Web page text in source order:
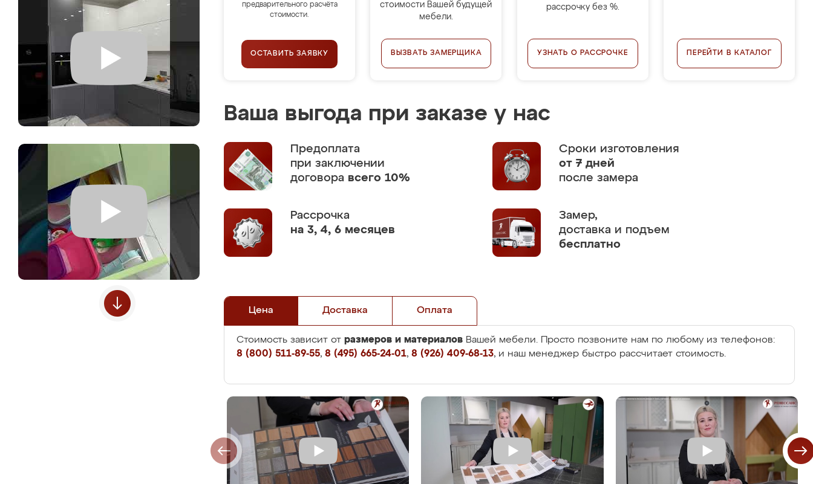
предварительного расчёта
стоимости.
ОСТАВИТЬ ЗАЯВКУ
стоимости Вашей будущей
мебели.
ВЫЗВАТЬ ЗАМЕРЩИКА
рассрочку без %.
УЗНАТЬ О РАССРОЧКЕ ПЕРЕЙТИ В КАТАЛОГ
Ваша выгода при заказе у нас
Предоплата
при заключении
договора всего 10%
Сроки изготовления
от 7 дней
после замера
Рассрочка
на 3, 4, 6 месяцев
Замер,
доставка и подъем
бесплатно
Цена Доставка Оплата
Стоимость зависит от размеров и материалов Вашей мебели. Просто позвоните нам по любому из телефонов:
8 (800) 511-89-55, 8 (495) 665-24-01, 8 (926) 409-68-13, и наш менеджер быстро рассчитает стоимость.